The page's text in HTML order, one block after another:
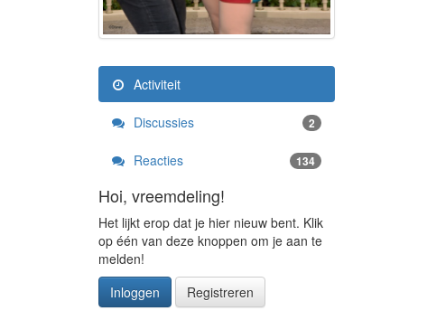
Activiteit
Discussies 2
Reacties 134
Hoi, vreemdeling!
Het lijkt erop dat je hier nieuw bent. Klik
op één van deze knoppen om je aan te
melden!
Inloggen
Registreren